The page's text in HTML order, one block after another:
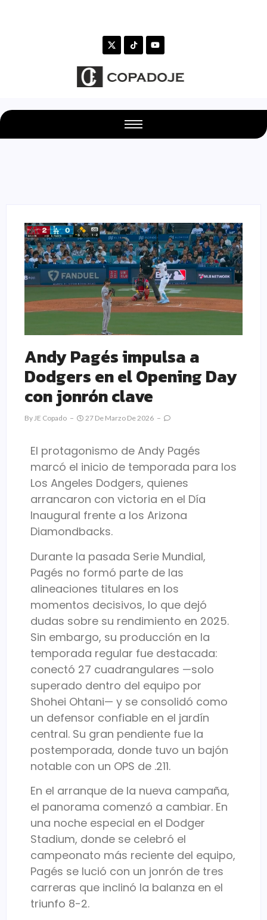
Andy Pagés impulsa a
Dodgers en el Opening Day
con jonrón clave
ByJE Copado 27 De Marzo De 2026
El protagonismo de Andy Pagés
marcó el inicio de temporada para los
Los Angeles Dodgers, quienes
arrancaron con victoria en el Día
Inaugural frente a los Arizona
Diamondbacks.
Durante la pasada Serie Mundial,
Pagés no formó parte de las
alineaciones titulares en los
momentos decisivos, lo que dejó
dudas sobre su rendimiento en 2025.
Sin embargo, su producción en la
temporada regular fue destacada:
conectó 27 cuadrangulares —solo
superado dentro del equipo por
Shohei Ohtani— y se consolidó como
un defensor confiable en el jardín
central. Su gran pendiente fue la
postemporada, donde tuvo un bajón
notable con un OPS de .211.
En el arranque de la nueva campaña,
el panorama comenzó a cambiar. En
una noche especial en el Dodger
Stadium, donde se celebró el
campeonato más reciente del equipo,
Pagés se lució con un jonrón de tres
carreras que inclinó la balanza en el
triunfo 8-2.